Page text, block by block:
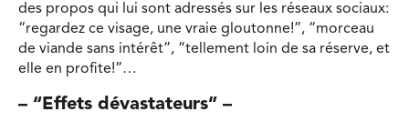
des propos qui lui sont adressés sur les réseaux sociaux:
“regardez ce visage, une vraie gloutonne!”, “morceau
de viande sans intérêt”, “tellement loin de sa réserve, et
elle en profite!”…
– “Effets dévastateurs” –